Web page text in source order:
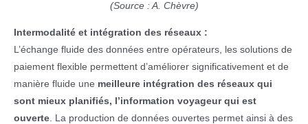
(Source : A. Chèvre)
Intermodalité et intégration des réseaux :
L’échange fluide des données entre opérateurs, les solutions de
paiement flexible permettent d’améliorer significativement et de
manière fluide une meilleure intégration des réseaux qui
sont mieux planifiés, l’information voyageur qui est
ouverte . La production de données ouvertes permet ainsi à des